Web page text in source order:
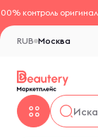
контроль
Москва
RUB